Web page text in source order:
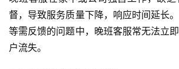
督，导致服务质量下降，响应时间延长
等需反馈的问题中，晚班客服常无法立
户流失。